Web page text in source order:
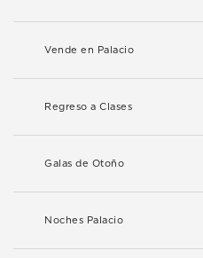
Vende en Palacio
Regreso a Clases
Galas de Otoño
Noches Palacio